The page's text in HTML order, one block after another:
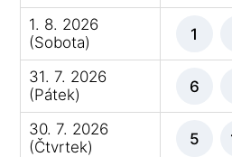
1. 8. 2026
(Sobota)
1
31. 7. 2026
(Pátek)
6
30. 7. 2026
(Čtvrtek)
5